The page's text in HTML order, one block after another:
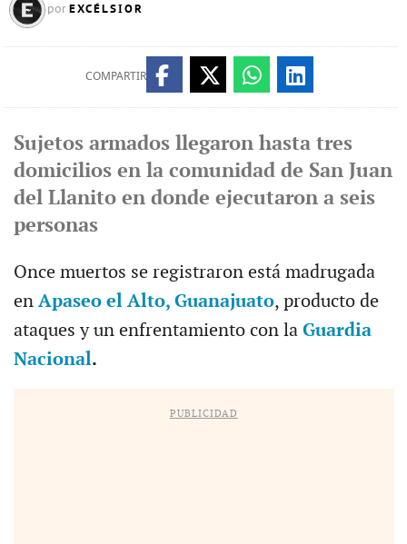
por EXCÉLSIOR
COMPARTIR
Sujetos armados llegaron hasta tres
domicilios en la comunidad de San Juan
del Llanito en donde ejecutaron a seis
personas
Once muertos se registraron está madrugada
en Apaseo el Alto, Guanajuato, producto de
ataques y un enfrentamiento con la Guardia
Nacional.
PUBLICIDAD